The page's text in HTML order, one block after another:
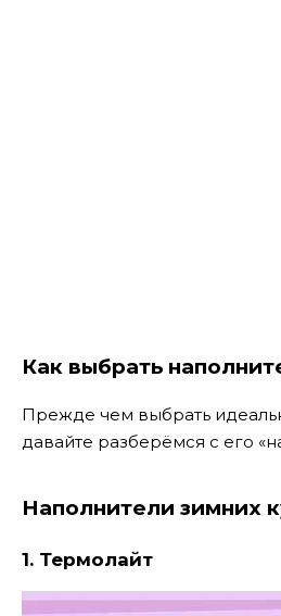
Как выбрать
Прежде чем выбрать
давайте разберёмся с его
Наполнители зимних
1. Термолайт